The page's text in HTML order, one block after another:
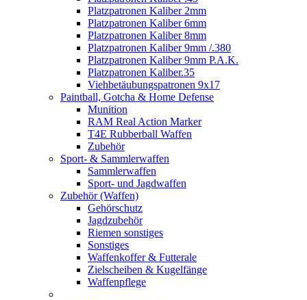
Platzpatronen Kaliber 2mm
Platzpatronen Kaliber 6mm
Platzpatronen Kaliber 8mm
Platzpatronen Kaliber 9mm /.380
Platzpatronen Kaliber 9mm P.A.K.
Platzpatronen Kaliber.35
Viehbetäubungspatronen 9x17
Paintball, Gotcha & Home Defense
Munition
RAM Real Action Marker
T4E Rubberball Waffen
Zubehör
Sport- & Sammlerwaffen
Sammlerwaffen
Sport- und Jagdwaffen
Zubehör (Waffen)
Gehörschutz
Jagdzubehör
Riemen sonstiges
Sonstiges
Waffenkoffer & Futterale
Zielscheiben & Kugelfänge
Waffenpflege